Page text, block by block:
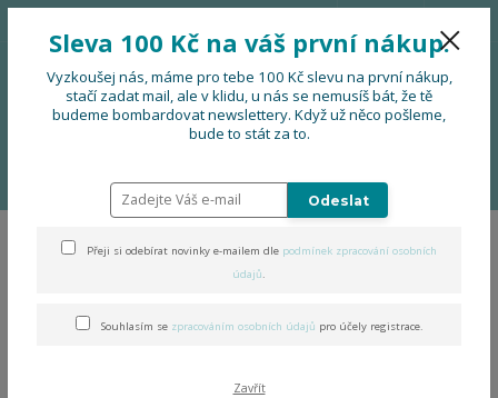
Menu
0 Kč
logem, obrázkem nebo textem
Designová taška na víno s
logem, obrázkem nebo
Sleva 100 Kč na váš první nákup.
Vyzkoušej nás, máme pro tebe 100 Kč slevu na první nákup,
stačí zadat mail, ale v klidu, u nás se nemusíš bát, že tě
budeme bombardovat newslettery. Když už něco pošleme,
bude to stát za to.
Odeslat
Přeji si odebírat novinky e-mailem dle podmínek zpracování osobních
údajů.
Souhlasím se zpracováním osobních údajů pro účely registrace.
Zavřít